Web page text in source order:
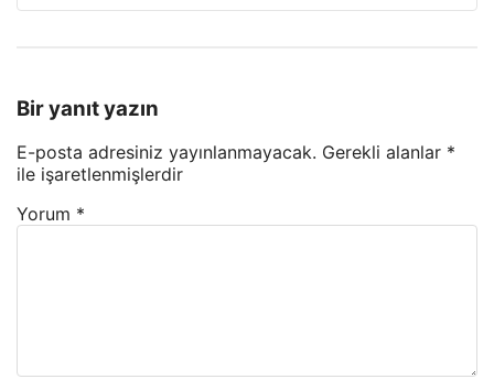
Bir yanıt yazın
E-posta adresiniz yayınlanmayacak. Gerekli alanlar *
ile işaretlenmişlerdir
Yorum *